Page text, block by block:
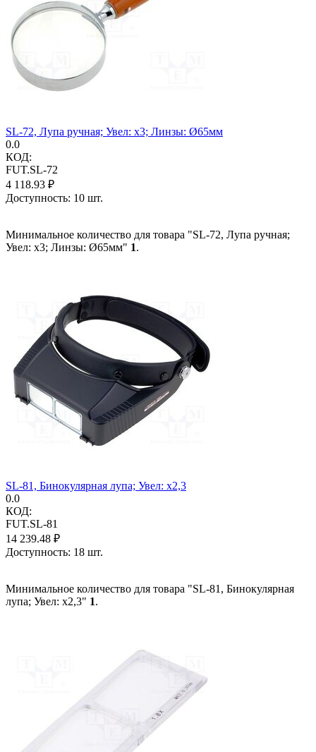
SL-72, Лупа ручная; Увел: x3; Линзы: Ø65мм
0.0
КОД:
FUT.SL-72
4 118.93 ₽
Доступность: 10 шт.
Минимальное количество для товара "SL-72, Лупа ручная;
Увел: x3; Линзы: Ø65мм" 1.
SL-81, Бинокулярная лупа; Увел: x2,3
0.0
КОД:
FUT.SL-81
14 239.48 ₽
Доступность: 18 шт.
Минимальное количество для товара "SL-81, Бинокулярная
лупа; Увел: x2,3" 1.